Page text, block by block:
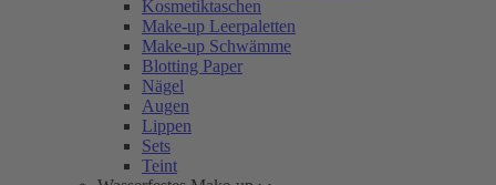
Kosmetiktaschen
Make-up Leerpaletten
Make-up Schwämme
Blotting Paper
Nägel
Augen
Lippen
Sets
Teint